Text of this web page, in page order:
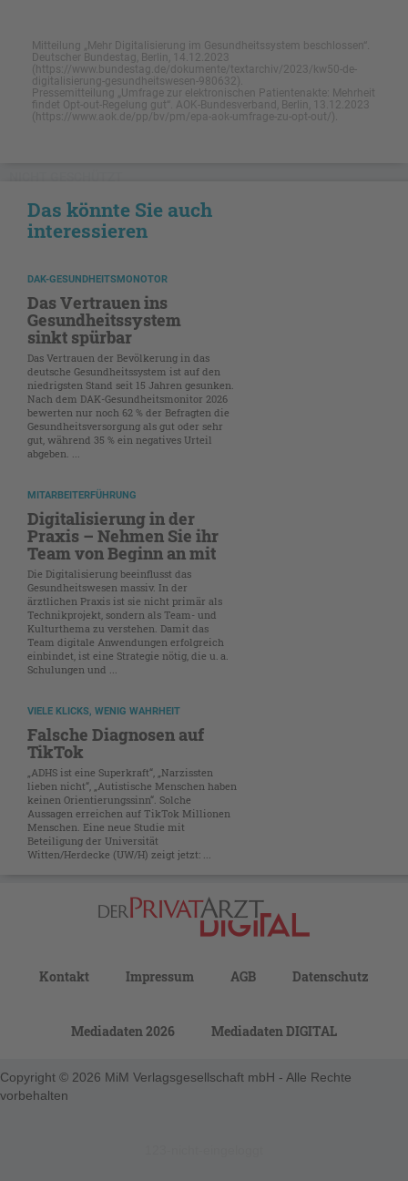
Mitteilung „Mehr Digitalisierung im Gesundheitssystem beschlossen“.
Deutscher Bundestag, Berlin, 14.12.2023
(https://www.bundestag.de/dokumente/textarchiv/2023/kw50-de-
digitalisierung-gesundheitswesen-980632).
Pressemitteilung „Umfrage zur elektronischen Patientenakte: Mehrheit
findet Opt-out-Regelung gut“. AOK-Bundesverband, Berlin, 13.12.2023
(https://www.aok.de/pp/bv/pm/epa-aok-umfrage-zu-opt-out/).
Das könnte Sie auch
interessieren
DAK-GESUNDHEITSMONOTOR
Das Vertrauen ins
Gesundheitssystem
sinkt spürbar
Das Vertrauen der Bevölkerung in das
deutsche Gesundheitssystem ist auf den
niedrigsten Stand seit 15 Jahren gesunken.
Nach dem DAK-Gesundheitsmonitor 2026
bewerten nur noch 62 % der Befragten die
Gesundheitsversorgung als gut oder sehr
gut, während 35 % ein negatives Urteil
abgeben. ...
MITARBEITERFÜHRUNG
Digitalisierung in der
Praxis – Nehmen Sie ihr
Team von Beginn an mit
Die Digitalisierung beeinflusst das
Gesundheitswesen massiv. In der
ärztlichen Praxis ist sie nicht primär als
Technikprojekt, sondern als Team- und
Kulturthema zu verstehen. Damit das
Team digitale Anwendungen erfolgreich
einbindet, ist eine Strategie nötig, die u. a.
Schulungen und ...
VIELE KLICKS, WENIG WAHRHEIT
Falsche Diagnosen auf
TikTok
„ADHS ist eine Superkraft“, „Narzissten
lieben nicht“, „Autistische Menschen haben
keinen Orientierungssinn“. Solche
Aussagen erreichen auf TikTok Millionen
Menschen. Eine neue Studie mit
Beteiligung der Universität
Witten/Herdecke (UW/H) zeigt jetzt: ...
Kontakt Impressum AGB Datenschutz
Mediadaten 2026 Mediadaten DIGITAL
Copyright © 2026 MiM Verlagsgesellschaft mbH - Alle Rechte
vorbehalten